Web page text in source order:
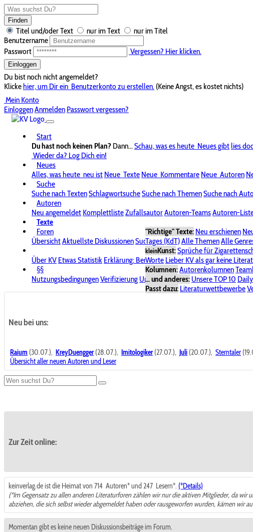
Finden
Titel und/oder Text nur im Text
nur im Titel
Benutzername
Passwort
Vergessen? Hier klicken.
Einloggen
Du bist noch nicht angemeldet?
Klickehier, um Dir ein Benutzerkonto zu erstellen. (Keine Angst, es kostet nichts)
Mein Konto
EinloggenAnmelden Passwort vergessen?
Start
Du hast noch keinen Plan? Dann...Schau, was es heute Neues gibtlies
Wieder da? Log Dich ein!
Neues
Alles, was heute neu ist Neue Texte Neue Kommentare Neue Autoren
Suche
Suche nach TextenSchlagwortsucheSuche nach ThemenSuche nach
Autoren
Neu angemeldet KomplettlisteZufallsautorAutoren-TeamsAutoren-
Texte
"Richtige" Texte: Neu erschienen
Tages (KdT)Alle ThemenAlle
kleinKunst:Sprüche für
Worte Lieber KV als gar keine
Kolumnen:Autorenkolumnen
... und anderes: Unsere TOP 10
Passt dazu: Literaturwettbewerbe
Foren
ÜbersichtAktuellste DiskussionenSuche im ForumBereich "KV-Board"
Über KV Etwas Statistik Erklärung: BenutzersymboleSpende für KV
§§
NutzungsbedingungenVerifizierung UrheberrechtAvatare & Bilder
Neu bei uns:
Raium (30.07.), KreyDuengger(28.07.), Imitologiker(27.07.), Juli (20.07.), Sterntaler
Übersicht aller neuen Autoren und Leser
Zur Zeit online:
keinverlag.de ist die Heimat von 714 Autoren* und 247 Lesern*. (*Details)
(*Im Gegensatz zu allen anderen Literaturforen zählen wir nur die aktiven Mitglieder, da
abziehen, die sich selbst wieder abgemeldet haben oder rausgeworfen wurden, kämen wir
Momentan gibt es keine neuen Diskussionsbeiträge im Forum.